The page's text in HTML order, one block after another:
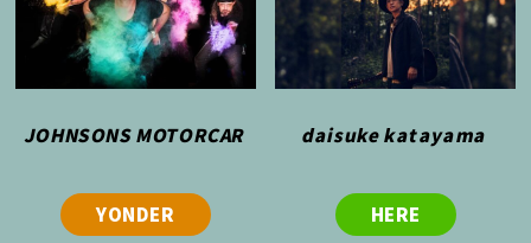
JOHNSONS MOTORCAR
YONDER
daisuke katayama
HERE